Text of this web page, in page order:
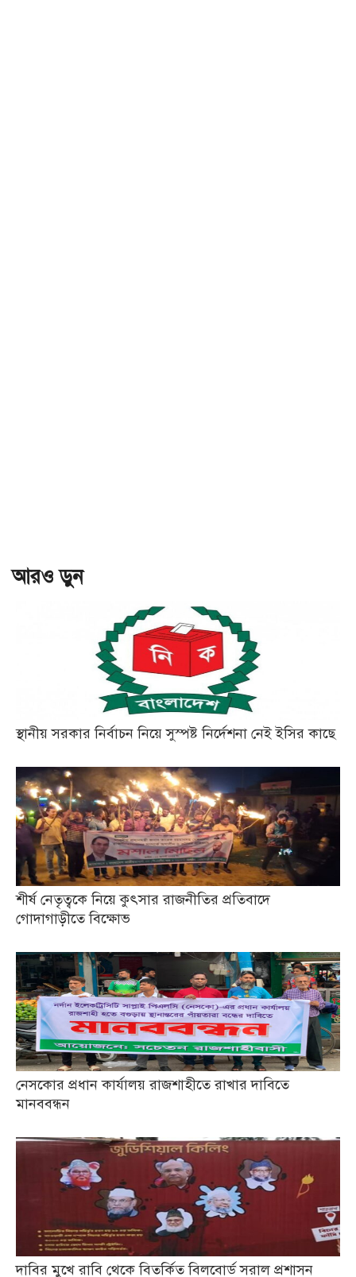
আরও ড়ুন
স্থানীয় সরকার নির্বাচন নিয়ে সুস্পষ্ট নির্দেশনা নেই ইসির কাছে
শীর্ষ নেতৃত্বকে নিয়ে কুৎসার রাজনীতির প্রতিবাদে
গোদাগাড়ীতে বিক্ষোভ
নেসকোর প্রধান কার্যালয় রাজশাহীতে রাখার দাবিতে
মানববন্ধন
দাবির মুখে রাবি থেকে বিতর্কিত বিলবোর্ড সরাল প্রশাসন